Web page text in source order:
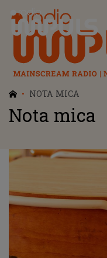
Radio Impuls
NOTA MICA
Nota mica